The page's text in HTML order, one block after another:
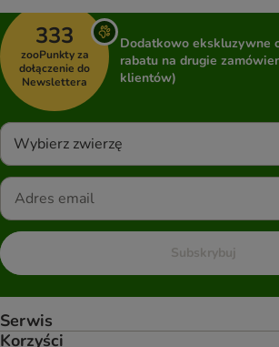
333
zooPunkty za
dołączenie do
Newslettera
Dodatkowo ekskluzywne
rabatu na drugie
klientów)
Wybierz zwierzę
Subskrybuj
Serwis
Korzyści